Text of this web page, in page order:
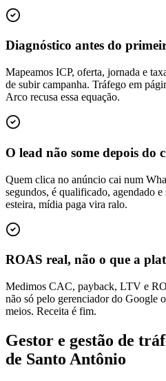
Diagnóstico antes do
Mapeamos ICP, oferta, jornada e
de subir campanha. Tráfego em
Arco recusa essa equação.
O lead não some depois do
Quem clica no anúncio cai num
segundos, é qualificado, agendado
esteira, mídia paga vira ralo.
ROAS real, não o que a
Medimos CAC, payback, LTV e
não só pelo gerenciador do Google
meios. Receita é fim.
Gestor e gestão de
de Santo Antônio